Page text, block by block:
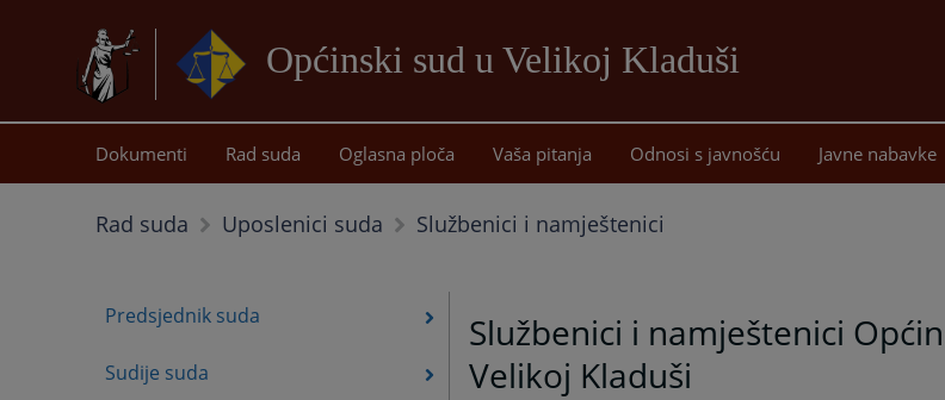
Općinski sud u Velikoj Kladuši
sadržaj
Dokumenti Rad suda Oglasna ploča Vaša pitanja Odnosi s javnošću Javne nabavke
Rad suda Uposlenici suda Službenici i namještenici
Predsjednik suda
Sudije suda
Službenici i namještenici
Velikoj Kladuši